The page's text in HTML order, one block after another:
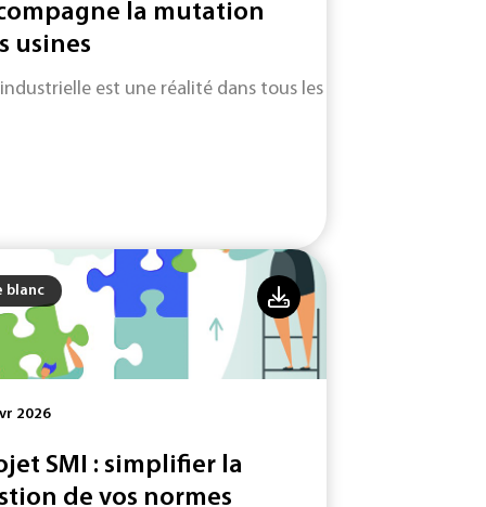
la mutation
usines
industrielle est une réalité dans tous les secteurs d'activité.
blanc
2026
SMI : simplifier la
de vos normes